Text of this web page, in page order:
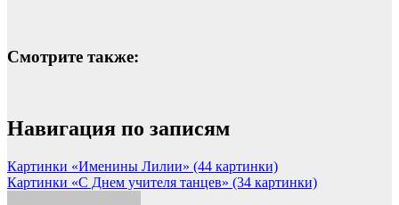
Смотрите также:
Навигация по записям
Картинки «Именины Лилии» (44 картинки)
Картинки «С Днем учителя танцев» (34 картинки)